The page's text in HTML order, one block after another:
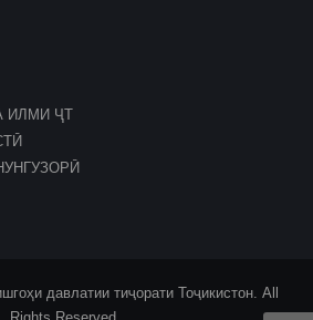
ИЛМИ ҶТ
давлатии тиҷорати Тоҷикистон. All